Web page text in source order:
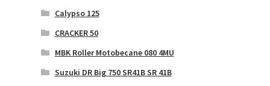
Calypso 125
CRACKER 50
MBK Roller Motobecane 080 4MU
Suzuki DR Big 750 SR41B SR 41B